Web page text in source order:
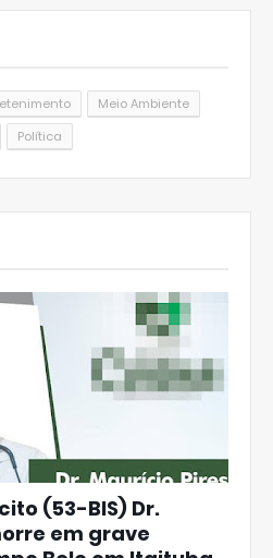
Meio Ambiente
Política
(53-BIS) Dr.
em grave